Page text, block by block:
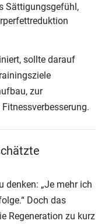
Sättigungsgefühl,
sollte darauf
zur
denken: „Je mehr ich
Doch das
Regeneration zu kurz